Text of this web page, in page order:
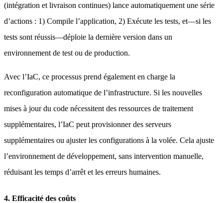
(intégration et livraison continues) lance automatiquement une série
d’actions : 1) Compile l’application, 2) Exécute les tests, et—si les
tests sont réussis—déploie la dernière version dans un
environnement de test ou de production.
Avec l’IaC, ce processus prend également en charge la
reconfiguration automatique de l’infrastructure. Si les nouvelles
mises à jour du code nécessitent des ressources de traitement
supplémentaires, l’IaC peut provisionner des serveurs
supplémentaires ou ajuster les configurations à la volée. Cela ajuste
l’environnement de développement, sans intervention manuelle,
réduisant les temps d’arrêt et les erreurs humaines.
4. Efficacité des coûts